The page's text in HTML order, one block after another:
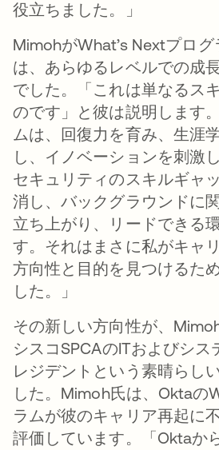
役立ちました。」
MimohがWhat’s Nextプロ
は、あらゆるレベルでの成
でした。「これは単なるス
のです」と彼は説明します
ムは、回復力を育み、生涯
し、イノベーションを刺激
セキュリティのスキルギャ
消し、バックグラウンドに
立ち上がり、リードできる
す。それはまさに私がキャ
方向性と目的を見つけるた
した。」
その新しい方向性が、
シスコSPCAのITおよびシ
レジデントという素晴らし
した。Mimoh氏は、Oktaの
ラムが彼のキャリア再起に
評価しています。「Oktaか